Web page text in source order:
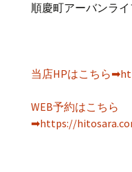
順慶町アーバンラ
当店HPはこちら
WEB予約はこちら
➡https://